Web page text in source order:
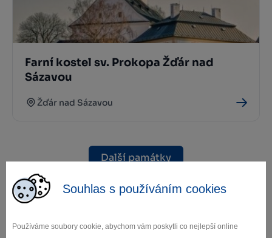
Souhlas s používáním cookies
Používáme soubory cookie, abychom vám poskytli co nejlepší online
Farní kostel sv. Prokopa Žďár nad
Sázavou
Žďár nad Sázavou
Další památky
Kde se najíst